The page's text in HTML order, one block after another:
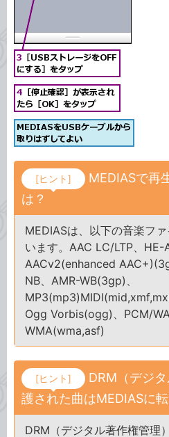
[ヒント]
MEDIASで再
は？
MEDIASは、以下の音楽フ
います。AAC LC/LTP、
AACv2(enhanced
NB、AMR-WB(3gp)、
Ogg Vorbis(ogg)、PCM/
WMA(wma,asf)
[ヒント]
DRM（デジ
護された曲はMEDIASに
DRM（デジタル著作権管理